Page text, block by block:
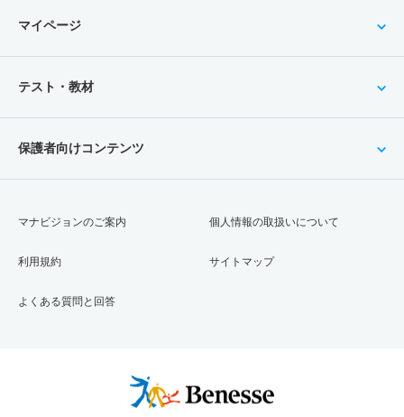
マイページ
テスト・教材
保護者向けコンテンツ
マナビジョンのご案内
利用規約
よくある質問と回答
個人情報の取扱いについて
サイトマップ